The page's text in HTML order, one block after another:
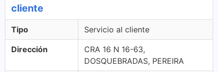
cliente
Tipo Servicio al cliente
Dirección
CRA 16 N 16-63,
DOSQUEBRADAS, PEREIRA